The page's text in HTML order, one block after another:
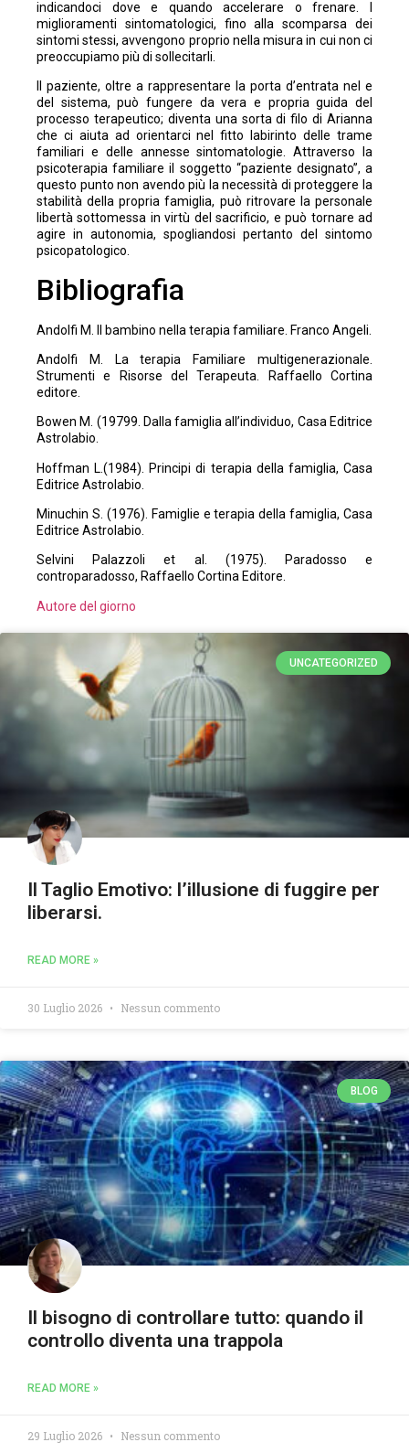
indicandoci dove e quando accelerare o frenare. I
miglioramenti sintomatologici, fino alla scomparsa dei
sintomi stessi, avvengono proprio nella misura in cui non ci
preoccupiamo più di sollecitarli.
Il paziente, oltre a rappresentare la porta d’entrata nel e
del sistema, può fungere da vera e propria guida del
processo terapeutico; diventa una sorta di filo di Arianna
che ci aiuta ad orientarci nel fitto labirinto delle trame
familiari e delle annesse sintomatologie. Attraverso la
psicoterapia familiare il soggetto “paziente designato”, a
questo punto non avendo più la necessità di proteggere la
stabilità della propria famiglia, può ritrovare la personale
libertà sottomessa in virtù del sacrificio, e può tornare ad
agire in autonomia, spogliandosi pertanto del sintomo
psicopatologico.
Bibliografia
Andolfi M. Il bambino nella terapia familiare. Franco Angeli.
Andolfi M. La terapia Familiare multigenerazionale.
Strumenti e Risorse del Terapeuta. Raffaello Cortina
editore.
Bowen M. (19799. Dalla famiglia all’individuo, Casa Editrice
Astrolabio.
Hoffman L.(1984). Principi di terapia della famiglia, Casa
Editrice Astrolabio.
Minuchin S. (1976). Famiglie e terapia della famiglia, Casa
Editrice Astrolabio.
Selvini Palazzoli et al. (1975). Paradosso e
controparadosso, Raffaello Cortina Editore.
Autore del giorno
UNCATEGORIZED
Il Taglio Emotivo: l’illusione di fuggire per
liberarsi.
READ MORE »
30 Luglio 2026 Nessun commento
BLOG
Il bisogno di controllare tutto: quando il
controllo diventa una trappola
READ MORE »
29 Luglio 2026 Nessun commento